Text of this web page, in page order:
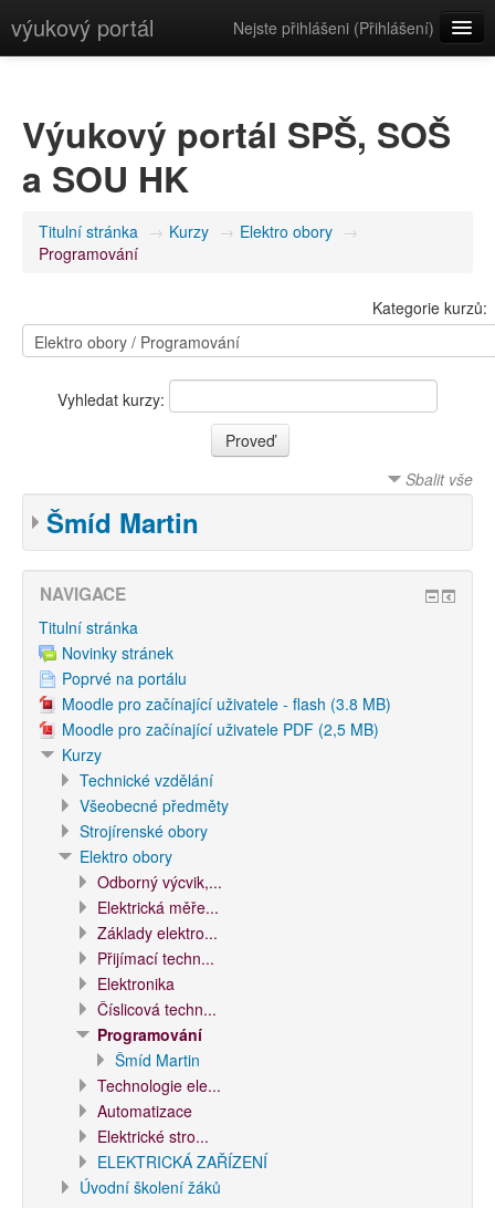
výukový portál Nejste přihlášeni (Přihlášení)
Výukový portál SPŠ, SOŠ
a SOU HK
Titulní stránka → Kurzy → Elektro obory →
Programování
Kategorie kurzů:
Vyhledat kurzy:
Sbalit vše
Šmíd Martin
NAVIGACE
Titulní stránka
Novinky stránek
Poprvé na portálu
Moodle pro začínající uživatele - flash (3.8 MB)
Moodle pro začínající uživatele PDF (2,5 MB)
Kurzy
Technické vzdělání
Všeobecné předměty
Strojírenské obory
Elektro obory
Odborný výcvik,...
Elektrická měře...
Základy elektro...
Přijímací techn...
Elektronika
Číslicová techn...
Programování
Šmíd Martin
Technologie ele...
Automatizace
Elektrické stro...
ELEKTRICKÁ ZAŘÍZENÍ
Úvodní školení žáků